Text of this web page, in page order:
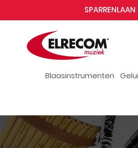
Blaasinstrumenten